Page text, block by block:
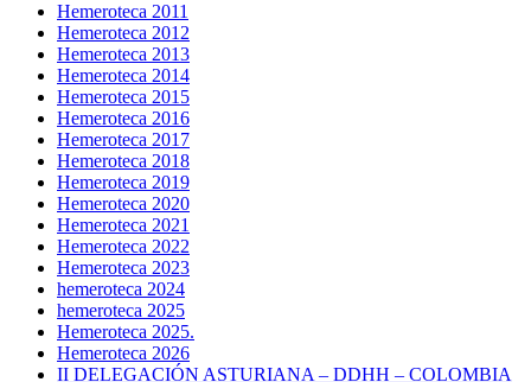
Hemeroteca 2011
Hemeroteca 2012
Hemeroteca 2013
Hemeroteca 2014
Hemeroteca 2015
Hemeroteca 2016
Hemeroteca 2017
Hemeroteca 2018
Hemeroteca 2019
Hemeroteca 2020
Hemeroteca 2021
Hemeroteca 2022
Hemeroteca 2023
hemeroteca 2024
hemeroteca 2025
Hemeroteca 2025.
Hemeroteca 2026
II DELEGACIÓN ASTURIANA – DDHH – COLOMBIA